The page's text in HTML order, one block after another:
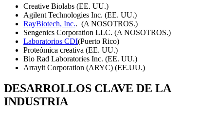
Creative Biolabs (EE. UU.)
Agilent Technologies Inc. (EE. UU.)
RayBiotech, Inc.. (A NOSOTROS.)
Sengenics Corporation LLC. (A NOSOTROS.)
Laboratorios CDI(Puerto Rico)
Proteómica creativa (EE. UU.)
Bio Rad Laboratories Inc. (EE. UU.)
Arrayit Corporation (ARYC) (EE.UU.)
DESARROLLOS CLAVE DE LA
INDUSTRIA